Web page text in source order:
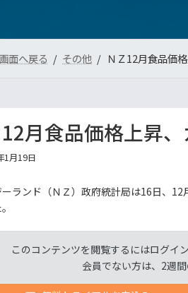
面へ戻る その他 ＮＺ12月食品価
12月食品価格上昇
1月19日
ランド（ＮＺ）政府統計局は16日、
このコンテンツを閲覧するにはログイ
会員でない方は、2週間